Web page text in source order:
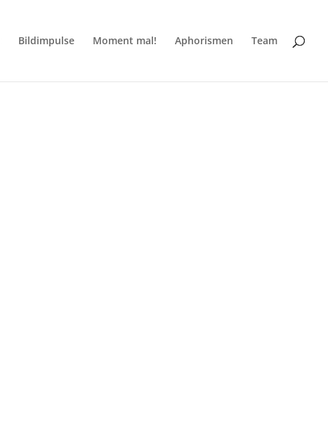
Bildimpulse Moment mal! Aphorismen Team